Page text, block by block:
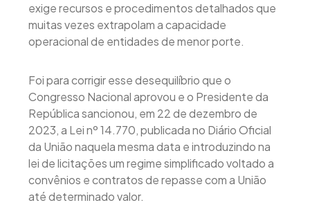
exige recursos e procedimentos detalhados que
muitas vezes extrapolam a capacidade
operacional de entidades de menor porte.
Foi para corrigir esse desequilíbrio que o
Congresso Nacional aprovou e o Presidente da
República sancionou, em 22 de dezembro de
2023, a Lei nº 14.770, publicada no Diário Oficial
da União naquela mesma data e introduzindo na
lei de licitações um regime simplificado voltado a
convênios e contratos de repasse com a União
até determinado valor.